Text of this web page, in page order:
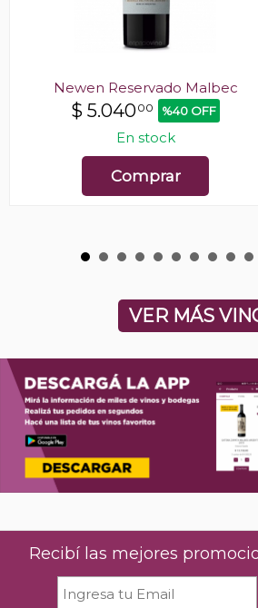
Newen Reservado Malbec
$ 5.04000 %40 OFF
En stock
Comprar
VER MÁS
Recibí las mejores